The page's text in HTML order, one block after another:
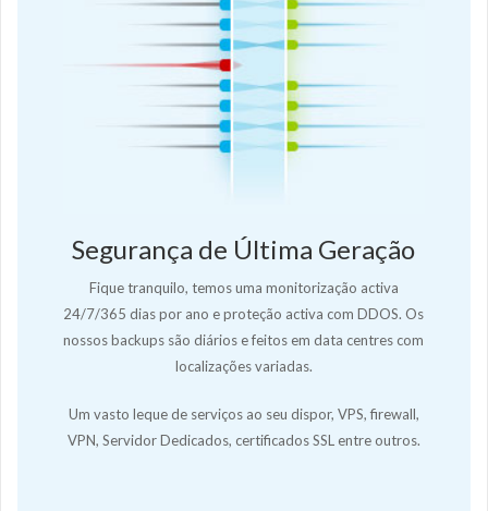
Segurança de Última Geração
Fique tranquilo, temos uma monitorização activa
24/7/365 dias por ano e proteção activa com DDOS. Os
nossos backups são diários e feitos em data centres com
localizações variadas.
Um vasto leque de serviços ao seu dispor, VPS, firewall,
VPN, Servidor Dedicados, certificados SSL entre outros.